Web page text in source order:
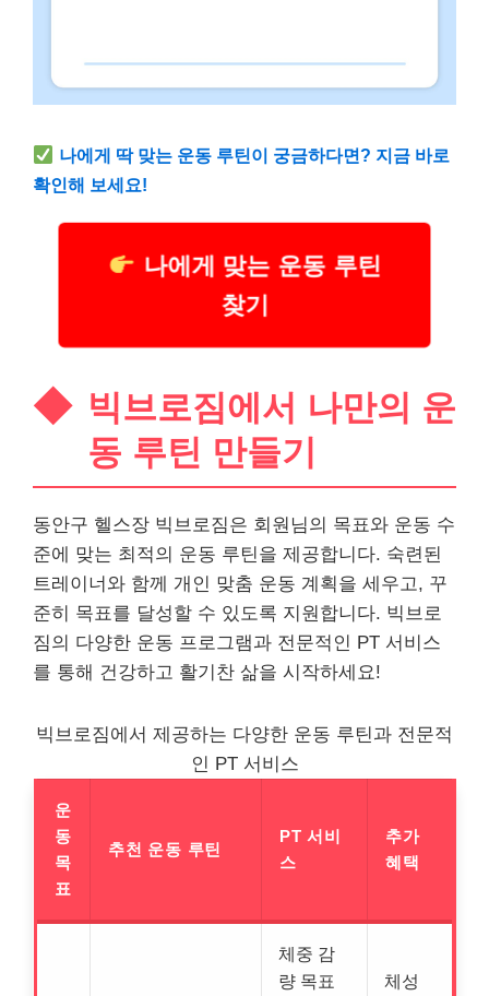
나에게 딱 맞는 운동 루틴이 궁금하다면? 지금 바로
확인해 보세요!
나에게 맞는 운동 루틴
찾기
빅브로짐에서 나만의 운
동 루틴 만들기
동안구 헬스장 빅브로짐은 회원님의 목표와 운동 수
준에 맞는 최적의 운동 루틴을 제공합니다. 숙련된
트레이너와 함께 개인 맞춤 운동 계획을 세우고, 꾸
준히 목표를 달성할 수 있도록 지원합니다. 빅브로
짐의 다양한 운동 프로그램과 전문적인 PT 서비스
를 통해 건강하고 활기찬 삶을 시작하세요!
빅브로짐에서 제공하는 다양한 운동 루틴과 전문적
인 PT 서비스
운
동
목
표
추천 운동 루틴
PT 서비
스
추가
혜택
체중 감
량 목표
체성